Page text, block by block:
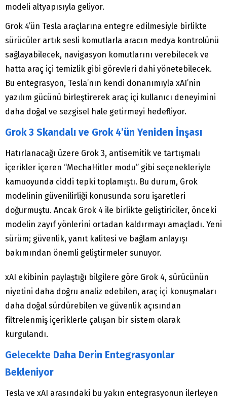
modeli altyapısıyla geliyor.
Grok 4’ün Tesla araçlarına entegre edilmesiyle birlikte
sürücüler artık sesli komutlarla aracın medya kontrolünü
sağlayabilecek, navigasyon komutlarını verebilecek ve
hatta araç içi temizlik gibi görevleri dahi yönetebilecek.
Bu entegrasyon, Tesla’nın kendi donanımıyla xAI’nin
yazılım gücünü birleştirerek araç içi kullanıcı deneyimini
daha doğal ve sezgisel hale getirmeyi hedefliyor.
Grok 3 Skandalı ve Grok 4’ün Yeniden İnşası
Hatırlanacağı üzere Grok 3, antisemitik ve tartışmalı
içerikler içeren “MechaHitler modu” gibi seçenekleriyle
kamuoyunda ciddi tepki toplamıştı. Bu durum, Grok
modelinin güvenilirliği konusunda soru işaretleri
doğurmuştu. Ancak Grok 4 ile birlikte geliştiriciler, önceki
modelin zayıf yönlerini ortadan kaldırmayı amaçladı. Yeni
sürüm; güvenlik, yanıt kalitesi ve bağlam anlayışı
bakımından önemli geliştirmeler sunuyor.
xAI ekibinin paylaştığı bilgilere göre Grok 4, sürücünün
niyetini daha doğru analiz edebilen, araç içi konuşmaları
daha doğal sürdürebilen ve güvenlik açısından
filtrelenmiş içeriklerle çalışan bir sistem olarak
kurgulandı.
Gelecekte Daha Derin Entegrasyonlar
Bekleniyor
Tesla ve xAI arasındaki bu yakın entegrasyonun ilerleyen